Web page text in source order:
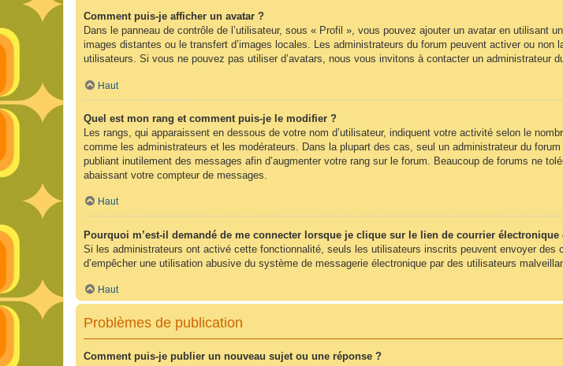
Comment puis-je afficher un avatar ?
Dans le panneau de contrôle de l’utilisateur, sous « Profil », vous pouvez ajouter un avatar en utilisant
images distantes ou le transfert d’images locales. Les administrateurs du forum peuvent activer ou
utilisateurs. Si vous ne pouvez pas utiliser d’avatars, nous vous invitons à contacter un administrateur
Haut
Quel est mon rang et comment puis-je le modifier ?
Les rangs, qui apparaissent en dessous de votre nom d’utilisateur, indiquent votre activité selon le
comme les administrateurs et les modérateurs. Dans la plupart des cas, seul un administrateur du
publiant inutilement des messages afin d’augmenter votre rang sur le forum. Beaucoup de forums ne
abaissant votre compteur de messages.
Haut
Pourquoi m’est-il demandé de me connecter lorsque je clique sur le lien de courrier électronique
Si les administrateurs ont activé cette fonctionnalité, seuls les utilisateurs inscrits peuvent envoyer
d’empêcher une utilisation abusive du système de messagerie électronique par des utilisateurs
Haut
Problèmes de publication
Comment puis-je publier un nouveau sujet ou une réponse ?